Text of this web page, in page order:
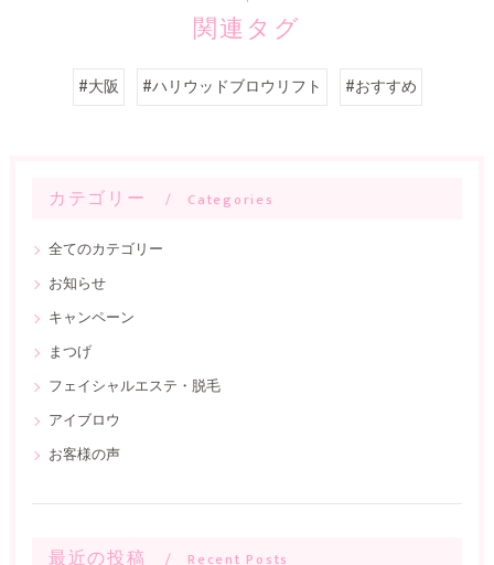
関連タグ
#大阪 #ハリウッドブロウリフト #おすすめ
カテゴリー Categories
全てのカテゴリー
お知らせ
キャンペーン
まつげ
フェイシャルエステ・脱毛
アイブロウ
お客様の声
最近の投稿 Recent Posts